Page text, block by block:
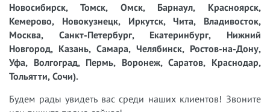
Новосибирск, Томск, Омск, Барнаул, Красноярск,
Кемерово, Новокузнецк, Иркутск, Чита, Владивосток,
Москва, Санкт-Петербург, Екатеринбург, Нижний
Новгород, Казань, Самара, Челябинск, Ростов-на-Дону,
Уфа, Волгоград, Пермь, Воронеж, Саратов, Краснодар,
Тольятти, Сочи).
Будем рады увидеть вас среди наших клиентов! Звоните